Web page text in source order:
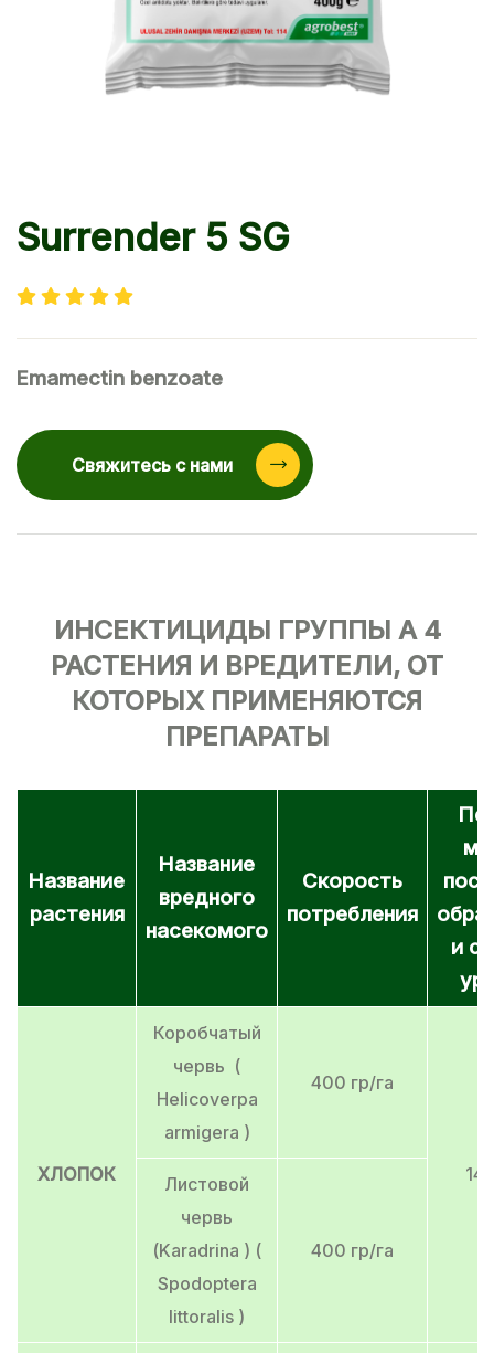
Surrender 5 SG
Emamectin benzoate
Свяжитесь с нами
ИНСЕКТИЦИДЫ ГРУППЫ А 4
РАСТЕНИЯ И ВРЕДИТЕЛИ, ОТ
КОТОРЫХ ПРИМЕНЯЮТСЯ
ПРЕПАРАТЫ
Название
растения
Название
вредного
насекомого
Скорость
потребления
и
ХЛОПОК
Коробчатый
червь (
Helicoverpa
armigera )
400 гр/га
14
Листовой
червь
(Karadrina ) (
Spodoptera
littoralis )
400 гр/га